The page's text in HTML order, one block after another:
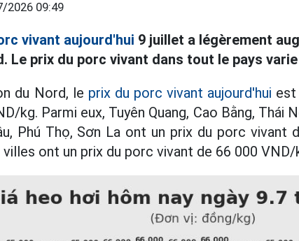
2026 09:49
vivant aujourd'hui 9 juillet a légèrement
Le prix du porc vivant dans tout le pays
du Nord, le prix du porc vivant aujourd'hui est
kg. Parmi eux, Tuyên Quang, Cao Bằng, Thái
Phú Thọ, Sơn La ont un prix du porc vivant
ont un prix du porc vivant de 66 000 VND/